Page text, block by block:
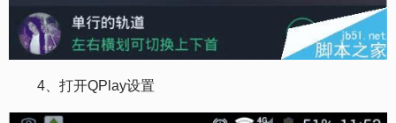
4、打开QPlay设置